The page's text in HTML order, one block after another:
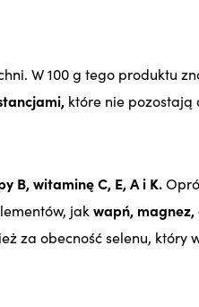
W 100 g tego produktu
które nie pozostają
B, witaminę C, E, A i K.
jak wapń, magnez,
za obecność selenu, który